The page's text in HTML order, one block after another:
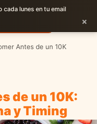
Antes de un 10K
de un 10K:
y Timing
cada lunes en tu email
×